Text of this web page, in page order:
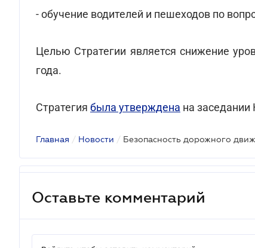
- обучение водителей и пешеходов по
Целью Стратегии является снижение
года.
Стратегия была утверждена на
Главная / Новости / Безопасность дорожного
Оставьте комментарий